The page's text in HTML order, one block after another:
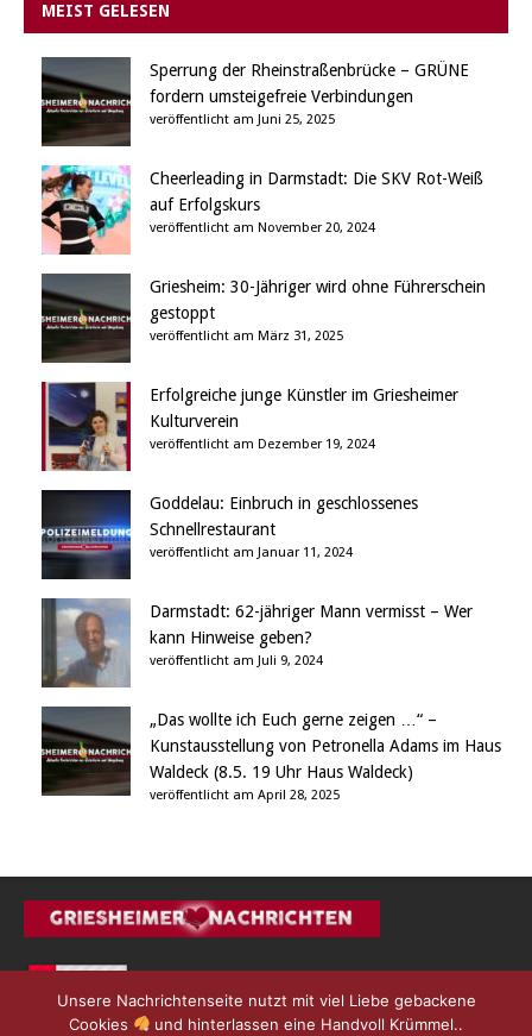
MEIST GELESEN
Sperrung der Rheinstraßenbrücke – GRÜNE
fordern umsteigefreie Verbindungen
veröffentlicht am Juni 25, 2025
Cheerleading in Darmstadt: Die SKV Rot-Weiß
auf Erfolgskurs
veröffentlicht am November 20, 2024
Griesheim: 30-Jähriger wird ohne Führerschein
gestoppt
veröffentlicht am März 31, 2025
Erfolgreiche junge Künstler im Griesheimer
Kulturverein
veröffentlicht am Dezember 19, 2024
Goddelau: Einbruch in geschlossenes
Schnellrestaurant
veröffentlicht am Januar 11, 2024
Darmstadt: 62-jähriger Mann vermisst – Wer
kann Hinweise geben?
veröffentlicht am Juli 9, 2024
„Das wollte ich Euch gerne zeigen …“ –
Kunstausstellung von Petronella Adams im Haus
Waldeck (8.5. 19 Uhr Haus Waldeck)
veröffentlicht am April 28, 2025
Unsere Nachrichtenseite nutzt mit viel Liebe gebackene
Cookies
und hinterlassen eine Handvoll Krümmel..